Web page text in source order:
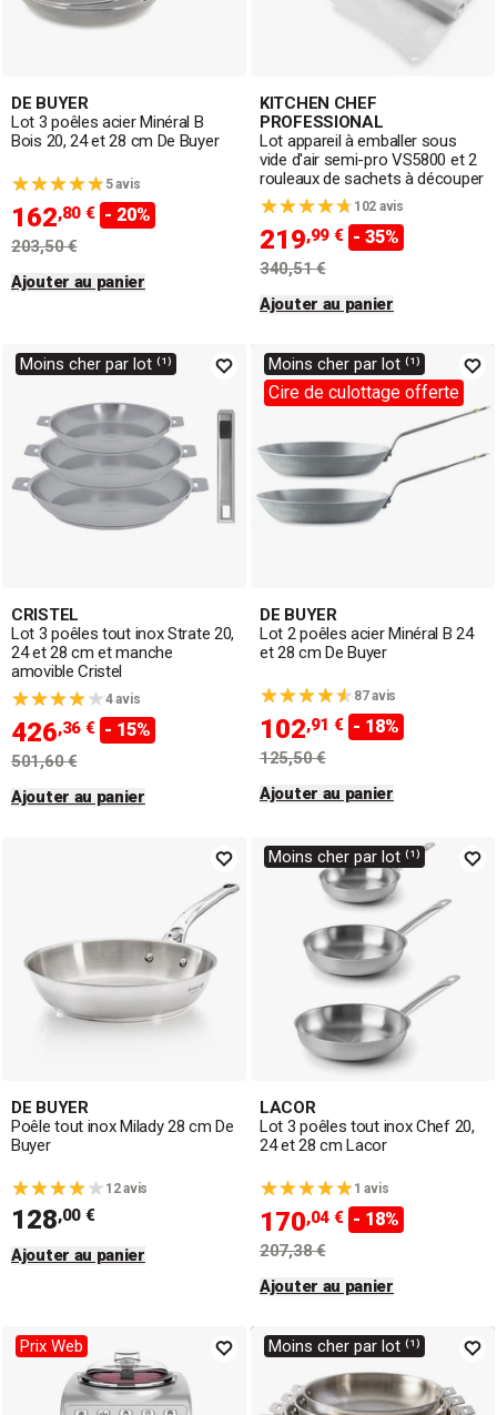
DE BUYER
Lot 3 poêles acier Minéral B
Bois 20, 24 et 28 cm De Buyer
5 avis
162,80 € - 20%
203,50 €
Ajouter au panier
KITCHEN CHEF
PROFESSIONAL
Lot appareil à emballer sous
vide d'air semi-pro VS5800 et 2
rouleaux de sachets à découper
102 avis
219,99 € - 35%
340,51 €
Ajouter au panier
Moins cher par lot ⁽¹⁾
CRISTEL
Lot 3 poêles tout inox Strate 20,
24 et 28 cm et manche
amovible Cristel
4 avis
426,36 € - 15%
501,60 €
Ajouter au panier
Moins cher par lot ⁽¹⁾
Cire de culottage offerte
DE BUYER
Lot 2 poêles acier Minéral B 24
et 28 cm De Buyer
87 avis
102,91 € - 18%
125,50 €
Ajouter au panier
DE BUYER
Poêle tout inox Milady 28 cm De
Buyer
12 avis
128,00 €
Ajouter au panier
Moins cher par lot ⁽¹⁾
LACOR
Lot 3 poêles tout inox Chef 20,
24 et 28 cm Lacor
1 avis
170,04 € - 18%
207,38 €
Ajouter au panier
Prix Web Moins cher par lot ⁽¹⁾